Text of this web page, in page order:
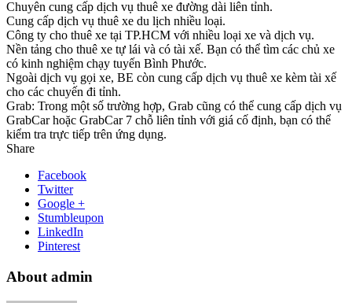
Chuyên cung cấp dịch vụ thuê xe đường dài liên tỉnh.
Cung cấp dịch vụ thuê xe du lịch nhiều loại.
Công ty cho thuê xe tại TP.HCM với nhiều loại xe và dịch vụ.
Nền tảng cho thuê xe tự lái và có tài xế. Bạn có thể tìm các chủ xe
có kinh nghiệm chạy tuyến Bình Phước.
Ngoài dịch vụ gọi xe, BE còn cung cấp dịch vụ thuê xe kèm tài xế
cho các chuyến đi tỉnh.
Grab: Trong một số trường hợp, Grab cũng có thể cung cấp dịch vụ
GrabCar hoặc GrabCar 7 chỗ liên tỉnh với giá cố định, bạn có thể
kiểm tra trực tiếp trên ứng dụng.
Share
Facebook
Twitter
Google +
Stumbleupon
LinkedIn
Pinterest
About admin